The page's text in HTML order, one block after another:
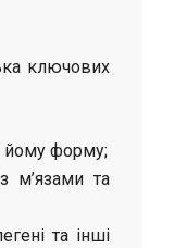
ключових
йому форму;
м’язами та
та інші